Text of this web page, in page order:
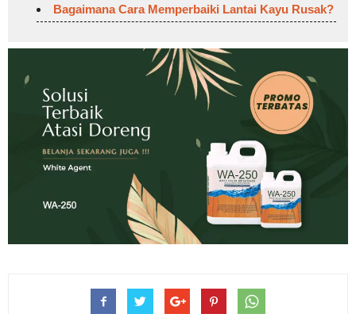
Bagaimana Cara Memperbaiki Lantai Kayu Rusak?